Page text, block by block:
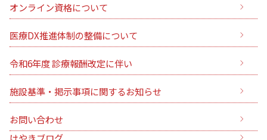
オンライン資格について
医療DX推進体制の整備について
令和6年度 診療報酬改定に伴い
施設基準・掲示事項に関するお知らせ
お問い合わせ